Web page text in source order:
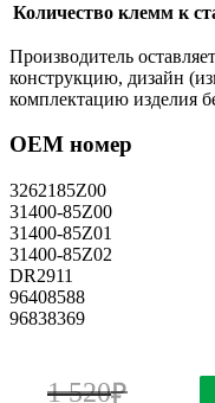
Количество клемм к
Производитель
конструкцию, дизайн
комплектацию изделия
OEM номер
3262185Z00
31400-85Z00
31400-85Z01
31400-85Z02
DR2911
96408588
96838369
1 520